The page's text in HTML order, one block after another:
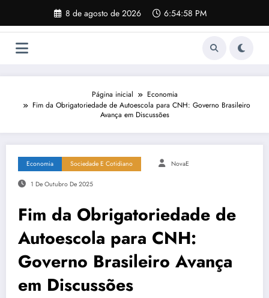
o
8 de agosto de 2026 6:54:59 PM
Página inicial
Economia
Fim da Obrigatoriedade de Autoescola para CNH: Governo Brasileiro
Avança em Discussões
Economia Sociedade E Cotidiano NovaE
1 De Outubro De 2025
Fim da Obrigatoriedade de
Autoescola para CNH:
Governo Brasileiro Avança
em Discussões